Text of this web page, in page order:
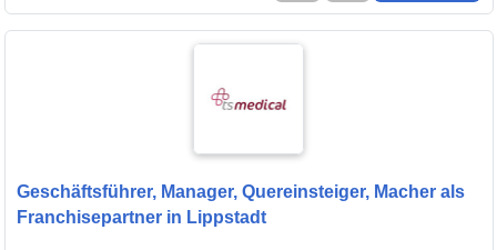
Geschäftsführer, Manager, Quereinsteiger, Macher als
Franchisepartner in Lippstadt